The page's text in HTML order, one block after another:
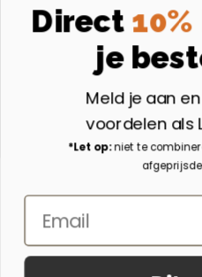
Instagram
Volg ons op Instagram
Aangesloten bij
Direct
je
Meld je aan
voordelen als
*Let op:niet te
Email